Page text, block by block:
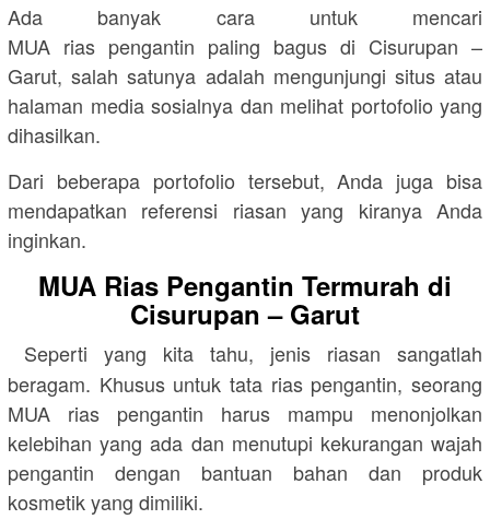
Ada banyak cara untuk mencari
MUA rias pengantin paling bagus di Cisurupan –
Garut, salah satunya adalah mengunjungi situs atau
halaman media sosialnya dan melihat portofolio yang
dihasilkan.
Dari beberapa portofolio tersebut, Anda juga bisa
mendapatkan referensi riasan yang kiranya Anda
inginkan.
MUA Rias Pengantin Termurah di
Cisurupan – Garut
Seperti yang kita tahu, jenis riasan sangatlah
beragam. Khusus untuk tata rias pengantin, seorang
MUA rias pengantin harus mampu menonjolkan
kelebihan yang ada dan menutupi kekurangan wajah
pengantin dengan bantuan bahan dan produk
kosmetik yang dimiliki.